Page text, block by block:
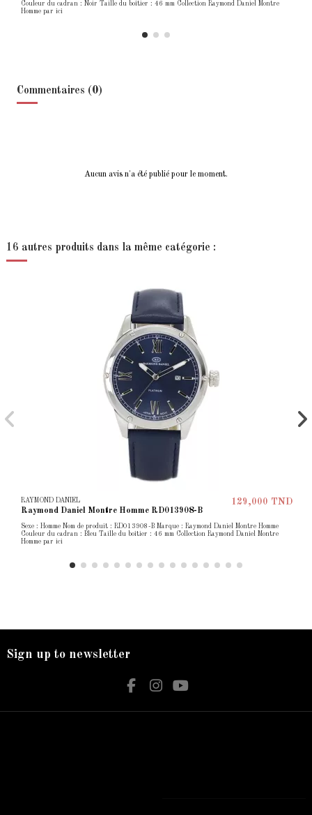
Couleur du cadran : Noir Taille du boîtier : 46 mm Collection Raymond Daniel Montre
Homme par ici
Commentaires (0)
Aucun avis n'a été publié pour le moment.
16 autres produits dans la même catégorie :
RAYMOND DANIEL
Raymond Daniel Montre Homme RD013908-B
129,000 TND
Sexe : Homme Nom de produit : RD013908-B Marque : Raymond Daniel Montre Homme
Couleur du cadran : Bleu Taille du boîtier : 46 mm Collection Raymond Daniel Montre
Homme par ici
Sign up to newsletter